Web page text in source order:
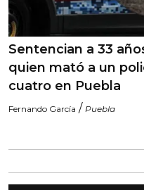
Sentencian a 33
quien mató a un
cuatro en Puebla
Fernando García / Puebla